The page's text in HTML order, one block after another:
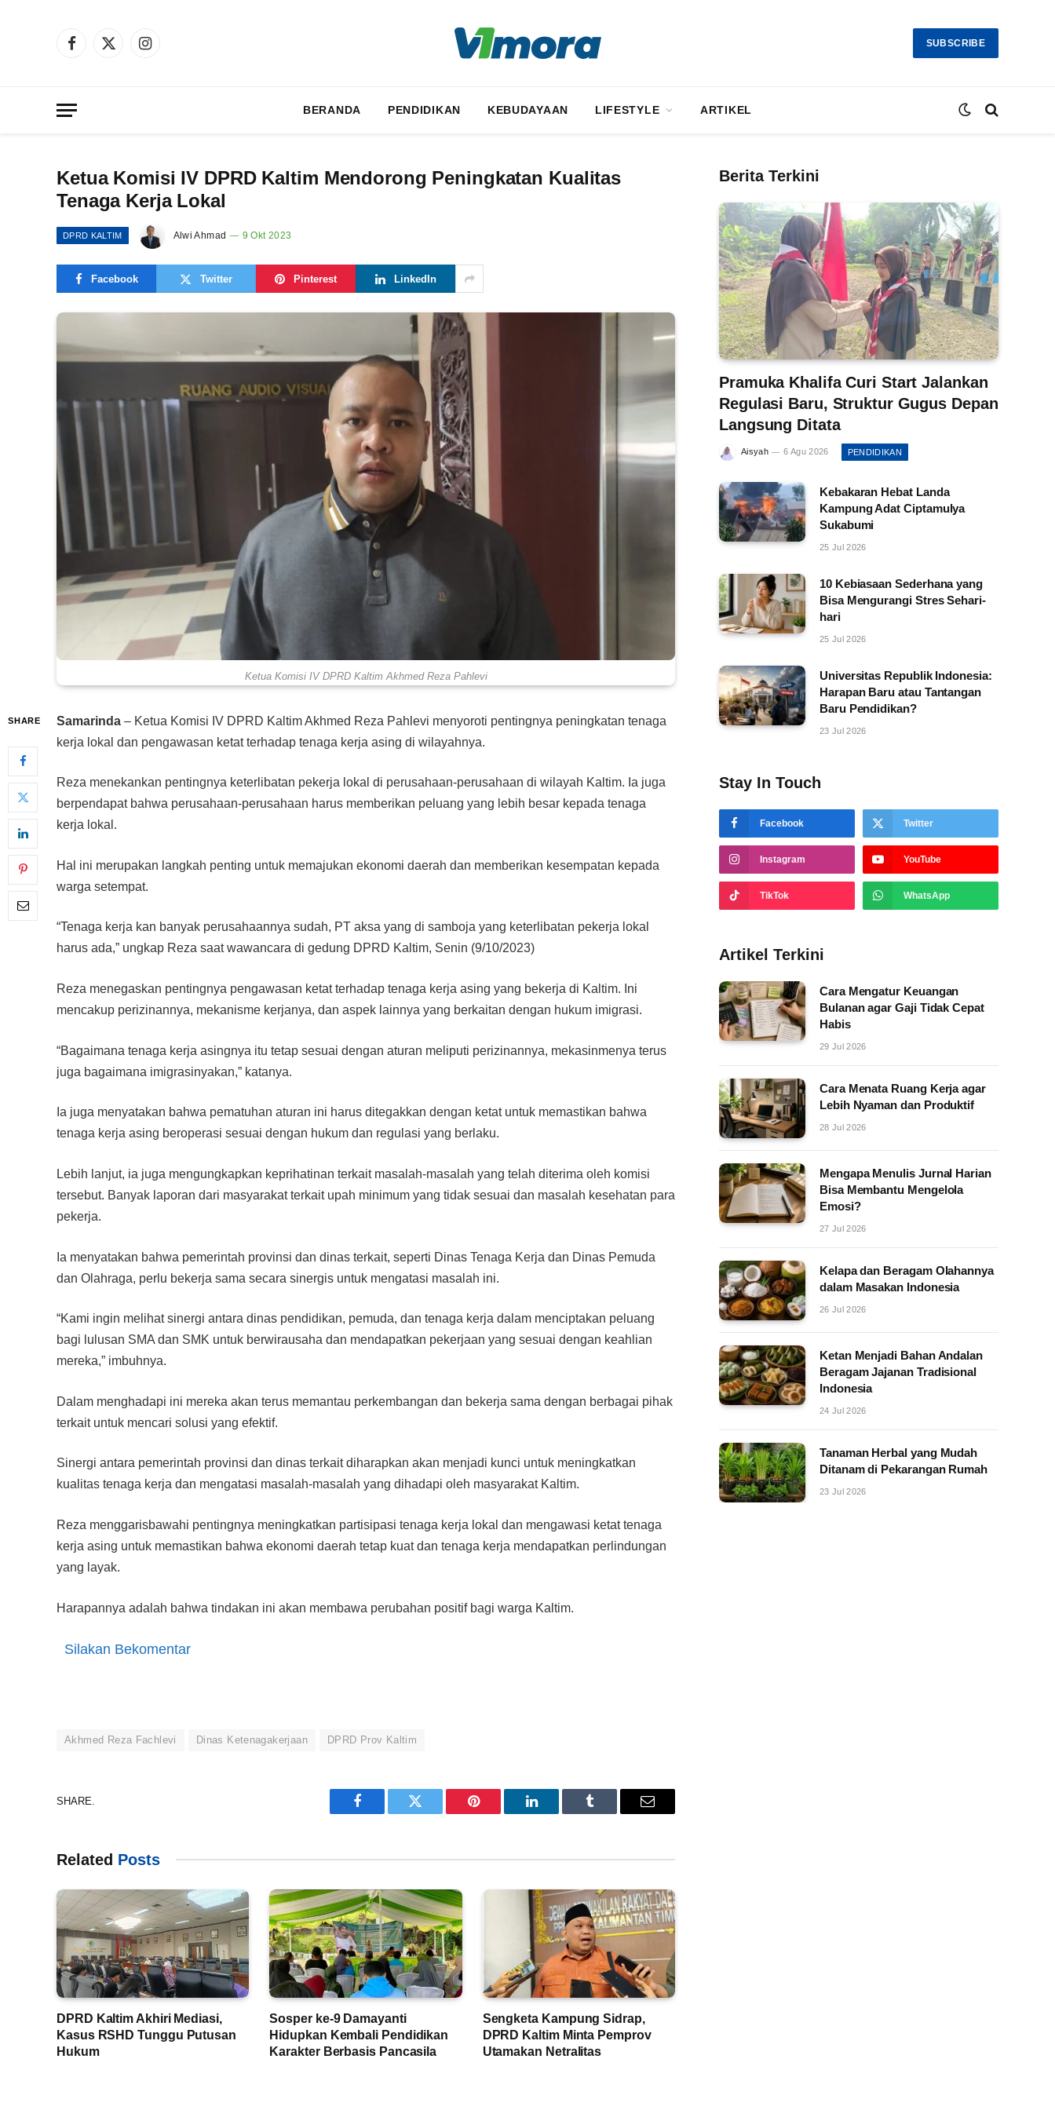
Facebook
X
Instagram
SUBSCRIBE
BERANDA PENDIDIKAN KEBUDAYAAN LIFESTYLE ARTIKEL
Ketua Komisi IV DPRD Kaltim Mendorong Peningkatan Kualitas
Tenaga Kerja Lokal
DPRD KALTIM Alwi Ahmad 9 Okt 2023
Facebook Twitter Pinterest LinkedIn
Ketua Komisi IV DPRD Kaltim Akhmed Reza Pahlevi
SHARE Samarinda – Ketua Komisi IV DPRD Kaltim Akhmed Reza Pahlevi menyoroti pentingnya peningkatan tenaga
kerja lokal dan pengawasan ketat terhadap tenaga kerja asing di wilayahnya.
Reza menekankan pentingnya keterlibatan pekerja lokal di perusahaan-perusahaan di wilayah Kaltim. Ia juga
berpendapat bahwa perusahaan-perusahaan harus memberikan peluang yang lebih besar kepada tenaga
kerja lokal.
Hal ini merupakan langkah penting untuk memajukan ekonomi daerah dan memberikan kesempatan kepada
warga setempat.
“Tenaga kerja kan banyak perusahaannya sudah, PT aksa yang di samboja yang keterlibatan pekerja lokal
harus ada,” ungkap Reza saat wawancara di gedung DPRD Kaltim, Senin (9/10/2023)
Reza menegaskan pentingnya pengawasan ketat terhadap tenaga kerja asing yang bekerja di Kaltim. Ini
mencakup perizinannya, mekanisme kerjanya, dan aspek lainnya yang berkaitan dengan hukum imigrasi.
“Bagaimana tenaga kerja asingnya itu tetap sesuai dengan aturan meliputi perizinannya, mekasinmenya terus
juga bagaimana imigrasinyakan,” katanya.
Ia juga menyatakan bahwa pematuhan aturan ini harus ditegakkan dengan ketat untuk memastikan bahwa
tenaga kerja asing beroperasi sesuai dengan hukum dan regulasi yang berlaku.
Lebih lanjut, ia juga mengungkapkan keprihatinan terkait masalah-masalah yang telah diterima oleh komisi
tersebut. Banyak laporan dari masyarakat terkait upah minimum yang tidak sesuai dan masalah kesehatan para
pekerja.
Ia menyatakan bahwa pemerintah provinsi dan dinas terkait, seperti Dinas Tenaga Kerja dan Dinas Pemuda
dan Olahraga, perlu bekerja sama secara sinergis untuk mengatasi masalah ini.
“Kami ingin melihat sinergi antara dinas pendidikan, pemuda, dan tenaga kerja dalam menciptakan peluang
bagi lulusan SMA dan SMK untuk berwirausaha dan mendapatkan pekerjaan yang sesuai dengan keahlian
mereka,” imbuhnya.
Dalam menghadapi ini mereka akan terus memantau perkembangan dan bekerja sama dengan berbagai pihak
terkait untuk mencari solusi yang efektif.
Sinergi antara pemerintah provinsi dan dinas terkait diharapkan akan menjadi kunci untuk meningkatkan
kualitas tenaga kerja dan mengatasi masalah-masalah yang dihadapi oleh masyarakat Kaltim.
Reza menggarisbawahi pentingnya meningkatkan partisipasi tenaga kerja lokal dan mengawasi ketat tenaga
kerja asing untuk memastikan bahwa ekonomi daerah tetap kuat dan tenaga kerja mendapatkan perlindungan
yang layak.
Harapannya adalah bahwa tindakan ini akan membawa perubahan positif bagi warga Kaltim.
Silakan Bekomentar
Akhmed Reza Fachlevi Dinas Ketenagakerjaan DPRD Prov Kaltim
SHARE.
Facebook Twitter Pinterest LinkedIn Tumblr Email
Related Posts
DPRD Kaltim Akhiri Mediasi,
Kasus RSHD Tunggu Putusan
Hukum
Sosper ke-9 Damayanti
Hidupkan Kembali Pendidikan
Karakter Berbasis Pancasila
Sengketa Kampung Sidrap,
DPRD Kaltim Minta Pemprov
Utamakan Netralitas
Berita Terkini
Pramuka Khalifa Curi Start Jalankan
Regulasi Baru, Struktur Gugus Depan
Langsung Ditata
Aisyah 6 Agu 2026 PENDIDIKAN
Kebakaran Hebat Landa
Kampung Adat Ciptamulya
Sukabumi
25 Jul 2026
10 Kebiasaan Sederhana yang
Bisa Mengurangi Stres Sehari-
hari
25 Jul 2026
Universitas Republik Indonesia:
Harapan Baru atau Tantangan
Baru Pendidikan?
23 Jul 2026
Stay In Touch
Facebook Twitter
Instagram YouTube
TikTok WhatsApp
Artikel Terkini
Cara Mengatur Keuangan
Bulanan agar Gaji Tidak Cepat
Habis
29 Jul 2026
Cara Menata Ruang Kerja agar
Lebih Nyaman dan Produktif
28 Jul 2026
Mengapa Menulis Jurnal Harian
Bisa Membantu Mengelola
Emosi?
27 Jul 2026
Kelapa dan Beragam Olahannya
dalam Masakan Indonesia
26 Jul 2026
Ketan Menjadi Bahan Andalan
Beragam Jajanan Tradisional
Indonesia
24 Jul 2026
Tanaman Herbal yang Mudah
Ditanam di Pekarangan Rumah
23 Jul 2026